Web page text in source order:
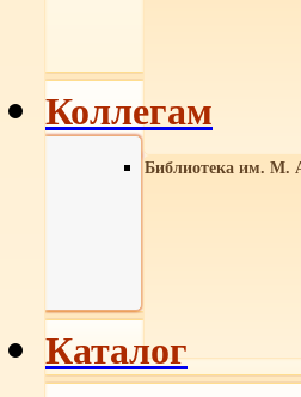
Библиотека им. М.
Коллегам
Каталог